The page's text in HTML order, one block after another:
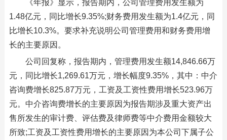
《年报》显示，报告期内，公司管理费用发生额为
1.48亿元，同比增长9.35%;财务费用发生额为1.4亿元，同
比增长10.3%。要求补充说明公司管理费用和财务费用增
长的主要原因。
公司回复称，报告期内，管理费用发生额14,846.66万
元，同比增长1,269.61万元，增长幅度9.35%，其中：中介
咨询费增长825.87万元，工资及工资性费用增长523.96万
元。中介咨询费增长的主要原因为报告期涉及重大资产出
售所发生的审计费、评估费及律师费等中介费用金额较大
所致;工资及工资性费用增长的主要原因为本公司下属子公